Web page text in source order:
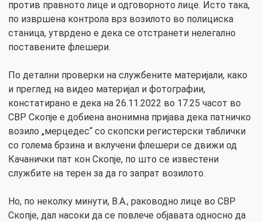
против правното лице и одговорното лице. Исто така,
по извршена контрола врз возилото во полициска
станица, утврдено е дека се отстранети нелегално
поставените флешери.
По детални проверки на службените материјали, како
и преглед на видео материјал и фотографии,
констатирано е дека на 26.11.2022 во 17.25 часот во
СВР Скопје е добиена анонимна пријава дека патничко
возило „мерцедес“ со скопски регистерски таблички
со голема брзина и вклучени флешери се движи од
Качанички пат кон Скопје, по што се известени
службите на терен за да го запрат возилото.
Но, по неколку минути, В.А., раководно лице во СВР
Скопје, дал насоки да се повлече објавата односно да